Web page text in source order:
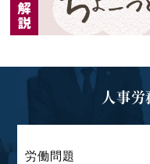
人事
労働問題